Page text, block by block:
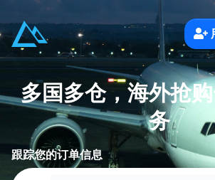
多国多仓，海外抢
务
跟踪您的订单信息